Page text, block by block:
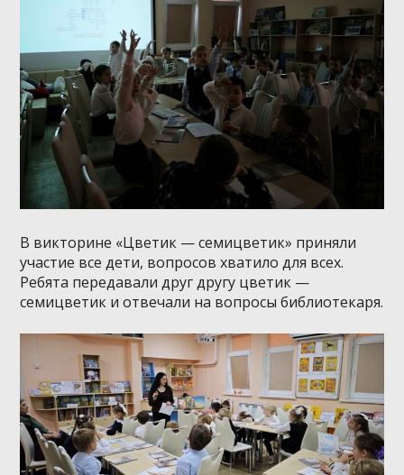
В викторине «Цветик — семицветик» приняли
участие все дети, вопросов хватило для всех.
Ребята передавали друг другу цветик —
семицветик и отвечали на вопросы библиотекаря.